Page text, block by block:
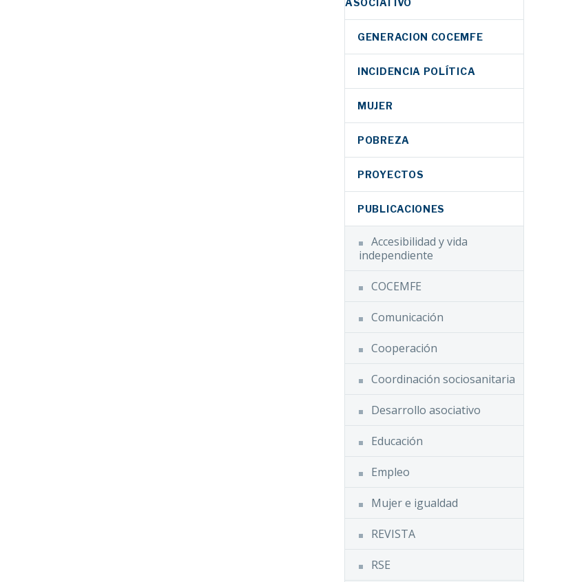
ASOCIATIVO
GENERACION COCEMFE
INCIDENCIA POLÍTICA
MUJER
POBREZA
PROYECTOS
PUBLICACIONES
Accesibilidad y vida
independiente
COCEMFE
Comunicación
Cooperación
Coordinación sociosanitaria
Desarrollo asociativo
Educación
Empleo
Mujer e igualdad
REVISTA
RSE